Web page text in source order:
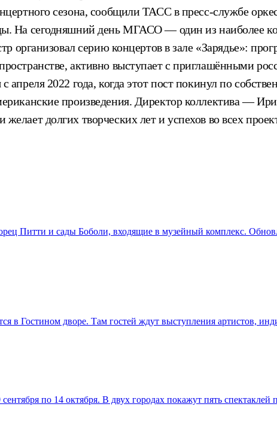
сезона, сообщили ТАСС в пресс-службе
На сегодняшний день МГАСО — один из наиболее
организовал серию концертов в зале «Зарядье»:
активно выступает с приглашёнными
2022 года, когда этот пост покинул по
произведения. Директор коллектива —
долгих творческих лет и успехов во всех
Питти и сады Боболи, входящие в музейный комплекс.
Гостином дворе. Там гостей ждут выступления артистов,
по 14 октября. В двух городах покажут пять спектаклей